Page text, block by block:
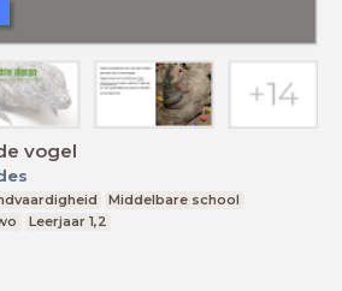
vogel
Middelbare school
Leerjaar 1,2